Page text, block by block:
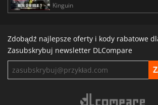
Kinguin
Zdobądź najlepsze oferty i kody rabatowe
Zasubskrybuj newsletter DLCompare